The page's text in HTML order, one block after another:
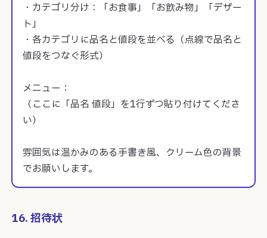
・カテゴリ分け：「お食事」「お飲み物」「デザー
ト」
・各カテゴリに品名と値段を並べる（点線で品名と
値段をつなぐ形式）
メニュー：
（ここに「品名 値段」を1行ずつ貼り付けてくださ
い）
雰囲気は温かみのある手書き風、クリーム色の背景
でお願いします。
16. 招待状